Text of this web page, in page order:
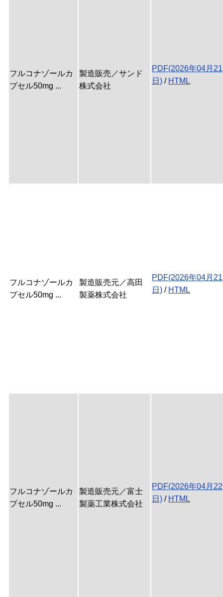
フルコナゾールカ
プセル50mg ...
製造販売／サンド
株式会社
PDF(2026年04月21
日) / HTML
フルコナゾールカ
プセル50mg ...
製造販売元／高田
製薬株式会社
PDF(2026年04月21
日) / HTML
フルコナゾールカ
プセル50mg ...
製造販売元／富士
製薬工業株式会社
PDF(2026年04月22
日) / HTML